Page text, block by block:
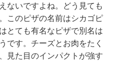
ないですよね。どう見ても
このピザの名前はシカゴピ
とても有名なピザで別名は
です。チーズとお肉をたく
見た目のインパクトが強す